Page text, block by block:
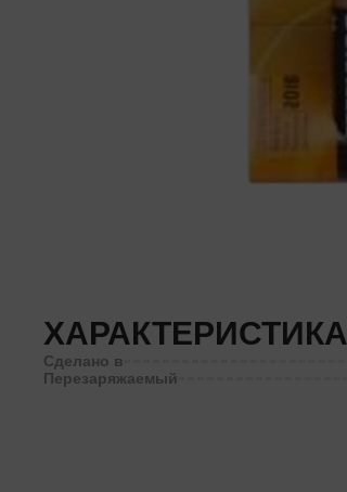
ХАРАКТЕРИСТИКА
Сделано в
Перезаряжаемый